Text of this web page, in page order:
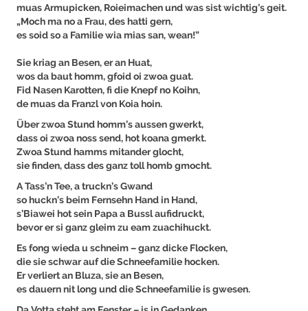
muas Armupicken, Roieimachen und was sist wichtig’s geit.
„Moch ma no a Frau, des hatti gern,
es soid so a Familie wia mias san, wean!”
Sie kriag an Besen, er an Huat,
wos da baut homm, gfoid oi zwoa guat.
Fid Nasen Karotten, fi die Knepf no Koihn,
de muas da Franzl von Koia hoin.
Über zwoa Stund homm’s aussen gwerkt,
dass oi zwoa noss send, hot koana gmerkt.
Zwoa Stund hamms mitander glocht,
sie finden, dass des ganz toll homb gmocht.
A Tass’n Tee, a truckn’s Gwand
so huckn’s beim Fernsehn Hand in Hand,
s’Biawei hot sein Papa a Bussl aufidruckt,
bevor er si ganz gleim zu eam zuachihuckt.
Es fong wieda u schneim – ganz dicke Flocken,
die sie schwar auf die Schneefamilie hocken.
Er verliert an Bluza, sie an Besen,
es dauern nit long und die Schneefamilie is gwesen.